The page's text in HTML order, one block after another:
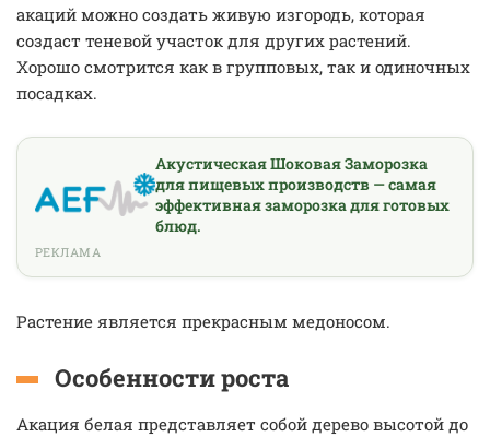
акаций можно создать живую изгородь, которая
создаст теневой участок для других растений.
Хорошо смотрится как в групповых, так и одиночных
посадках.
Акустическая Шоковая Заморозка
для пищевых производств — самая
эффективная заморозка для готовых
блюд.
РЕКЛАМА
Растение является прекрасным медоносом.
Особенности роста
Акация белая представляет собой дерево высотой до